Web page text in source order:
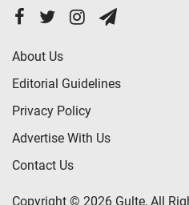
About Us
Editorial Guidelines
Privacy Policy
Advertise With Us
Contact Us
Copyright © 2026 Gulte, All